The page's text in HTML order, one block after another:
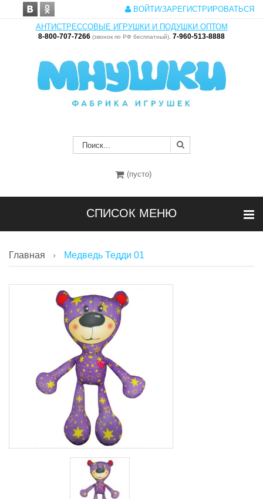
ВОЙТИ/ЗАРЕГИСТРИРОВАТЬСЯ
АНТИСТРЕССОВЫЕ ИГРУШКИ И ПОДУШКИ ОПТОМ
8-800-707-7266 (звонок по РФ бесплатный), 7-960-513-8888
(пусто)
СПИСОК МЕНЮ
Главная Медведь Тедди 01